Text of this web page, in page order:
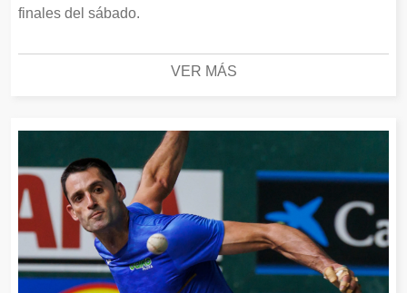
finales del sábado.
VER MÁS